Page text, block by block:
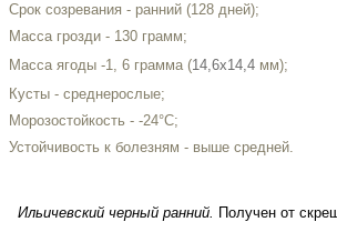
Срок созревания - ранний (128 дней);
Масса грозди - 130 грамм;
Масса ягоды -1, 6 грамма (14,6x14,4 мм);
Кусты - среднерослые;
Морозостойкость - -24°С;
Устойчивость к болезням - выше средней.
Ильичевский черный ранний. Получен от